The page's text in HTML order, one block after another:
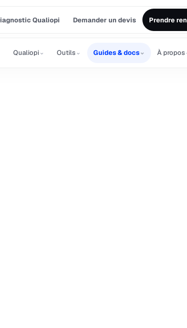
Qualiopi Demander un devis Prendre
Qualiopi⌄ Outils⌄ Guides & docs⌄ À propos